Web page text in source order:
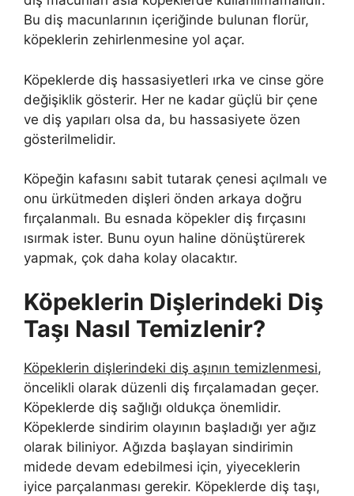
Bu diş macunlarının içeriğinde bulunan florür,
köpeklerin zehirlenmesine yol açar.
Köpeklerde diş hassasiyetleri ırka ve cinse göre
değişiklik gösterir. Her ne kadar güçlü bir çene
ve diş yapıları olsa da, bu hassasiyete özen
gösterilmelidir.
Köpeğin kafasını sabit tutarak çenesi açılmalı ve
onu ürkütmeden dişleri önden arkaya doğru
fırçalanmalı. Bu esnada köpekler diş fırçasını
ısırmak ister. Bunu oyun haline dönüştürerek
yapmak, çok daha kolay olacaktır.
Köpeklerin Dişlerindeki Diş
Taşı Nasıl Temizlenir?
Köpeklerin dişlerindeki diş aşının temizlenmesi,
öncelikli olarak düzenli diş fırçalamadan geçer.
Köpeklerde diş sağlığı oldukça önemlidir.
Köpeklerde sindirim olayının başladığı yer ağız
olarak biliniyor. Ağızda başlayan sindirimin
midede devam edebilmesi için, yiyeceklerin
iyice parçalanması gerekir. Köpeklerde diş taşı,